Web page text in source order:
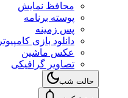
محافظ نمایش
پوسته برنامه
پس زمینه
دانلود بازی کامپیوتر
عکس ماشین
تصاویر گرافیکی
حالت شب